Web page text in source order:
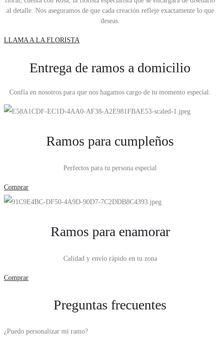
al detalle. Nos aseguramos de que cada creación refleje exactamente lo que
deseas.
LLAMA A LA FLORISTA
Entrega de ramos a domicilio
Confía en nosotros para que nos hagamos cargo de tu momento especial.
Ramos para cumpleños
Perfectos para tu persona especial
Comprar
Ramos para enamorar
Calidad y envío rápido en tu zona
Comprar
Preguntas frecuentes
¿Puedo personalizar mi ramo?